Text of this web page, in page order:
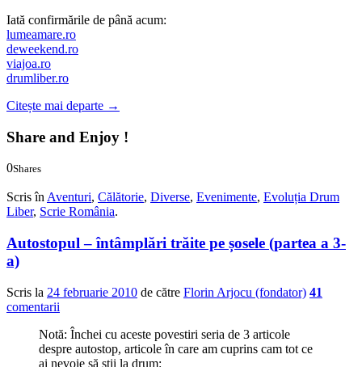
Iată confirmările de până acum:
lumeamare.ro
deweekend.ro
viajoa.ro
drumliber.ro
Citește mai departe →
Share and Enjoy !
0Shares
Scris înAventuri, Călătorie, Diverse, Evenimente, Evoluția Drum
Liber, Scrie România.
Autostopul – întâmplări trăite pe șosele (partea a 3-
a)
Scris la 24 februarie 2010 de către Florin Arjocu (fondator) 41
comentarii
Notă: Închei cu aceste povestiri seria de 3 articole
despre autostop, articole în care am cuprins cam tot ce